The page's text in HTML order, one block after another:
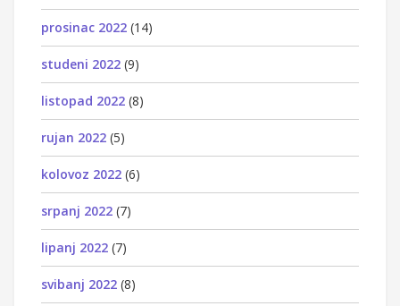
prosinac 2022 (14)
studeni 2022 (9)
listopad 2022 (8)
rujan 2022 (5)
kolovoz 2022 (6)
srpanj 2022 (7)
lipanj 2022 (7)
svibanj 2022 (8)